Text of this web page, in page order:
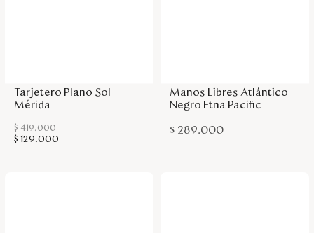
Tarjetero Plano Sol
Mérida
$ 419.000
$ 129.000
Manos Libres Atlántico
Negro Etna Pacific
$ 289.000